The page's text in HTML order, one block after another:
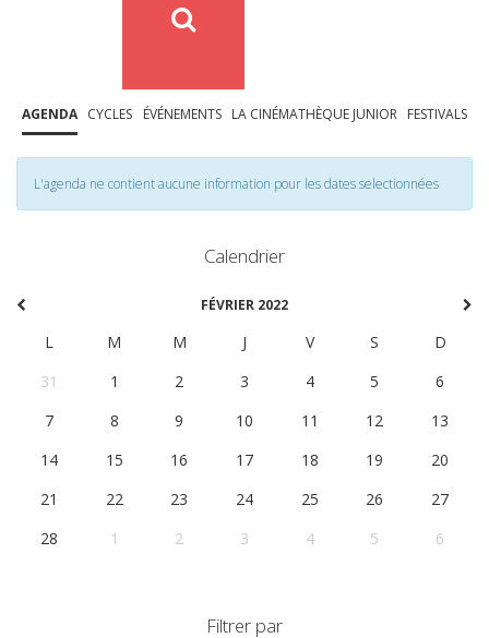
AGENDA CYCLES ÉVÉNEMENTS LA CINÉMATHÈQUE JUNIOR FESTIVALS
L'agenda ne contient aucune information pour les dates selectionnées
Calendrier
FÉVRIER 2022
L M M J V S
D
31
1 2 3 4 5
6
7
8 9 10 11 12
13
14
15 16 17 18 19
20
21
22 23 24 25 26
27
28
1 2 3 4 5 6
Filtrer par